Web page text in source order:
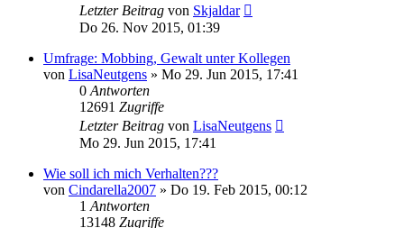
Letzter Beitrag von Skjaldar
Do 26. Nov 2015, 01:39
Umfrage: Mobbing, Gewalt unter Kollegen
von LisaNeutgens » Mo 29. Jun 2015, 17:41
0 Antworten
12691 Zugriffe
Letzter Beitrag von LisaNeutgens
Mo 29. Jun 2015, 17:41
Wie soll ich mich Verhalten???
von Cindarella2007 » Do 19. Feb 2015, 00:12
1 Antworten
13148 Zugriffe